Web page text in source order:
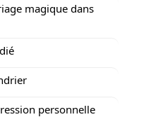
magique dans
personnelle